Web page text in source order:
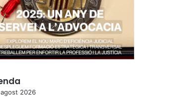
agost 2026